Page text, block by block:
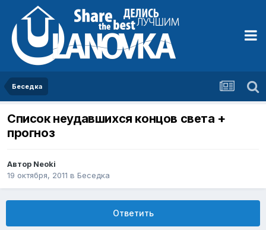
Беседка
Список неудавшихся концов света +
прогноз
Автор Neoki
19 октября, 2011 в Беседка
Ответить